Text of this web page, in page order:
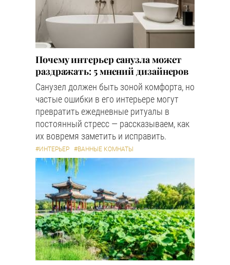
Почему интерьер санузла может
раздражать: 5 мнений дизайнеров
Санузел должен быть зоной комфорта, но
частые ошибки в его интерьере могут
превратить ежедневные ритуалы в
постоянный стресс — рассказываем, как
их вовремя заметить и исправить.
#ИНТЕРЬЕР #ВАННЫЕ КОМНАТЫ